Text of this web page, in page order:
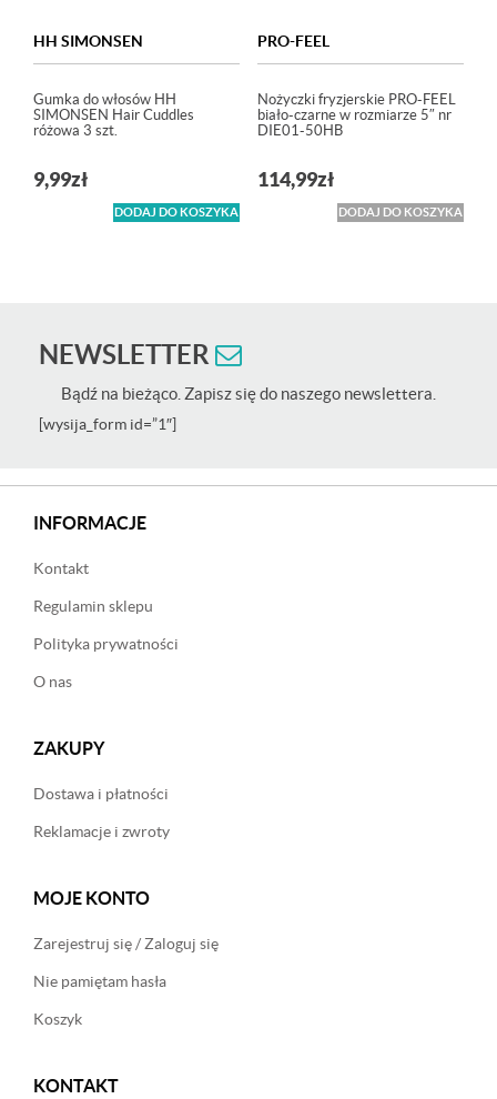
HH SIMONSEN
Gumka do włosów HH
SIMONSEN Hair Cuddles
różowa 3 szt.
9,99zł
DODAJ DO KOSZYKA
PRO-FEEL
Nożyczki fryzjerskie PRO-FEEL
biało-czarne w rozmiarze 5″ nr
DIE01-50HB
114,99zł
DODAJ DO KOSZYKA
NEWSLETTER
Bądź na bieżąco. Zapisz się do naszego newslettera.
[wysija_form id=”1″]
INFORMACJE
Kontakt
Regulamin sklepu
Polityka prywatności
O nas
ZAKUPY
Dostawa i płatności
Reklamacje i zwroty
MOJE KONTO
Zarejestruj się / Zaloguj się
Nie pamiętam hasła
Koszyk
KONTAKT